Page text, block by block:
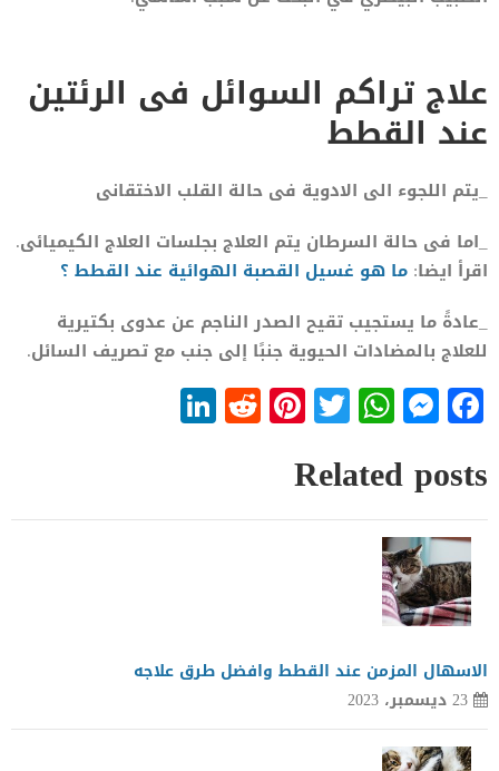
علاج تراكم السوائل فى الرئتين
عند القطط
_يتم اللجوء الى الادوية فى حالة القلب الاختقانى
_اما فى حالة السرطان يتم العلاج بجلسات العلاج الكيميائى.
اقرأ ايضا: ما هو غسيل القصبة الهوائية عند القطط ؟
_عادةً ما يستجيب تقيح الصدر الناجم عن عدوى بكتيرية
للعلاج بالمضادات الحيوية جنبًا إلى جنب مع تصريف السائل.
Facebook
Messenger
WhatsApp
Twitter
Pinterest
Reddit
Related posts
الاسهال المزمن عند القطط وافضل طرق علاجه
23 ديسمبر، 2023